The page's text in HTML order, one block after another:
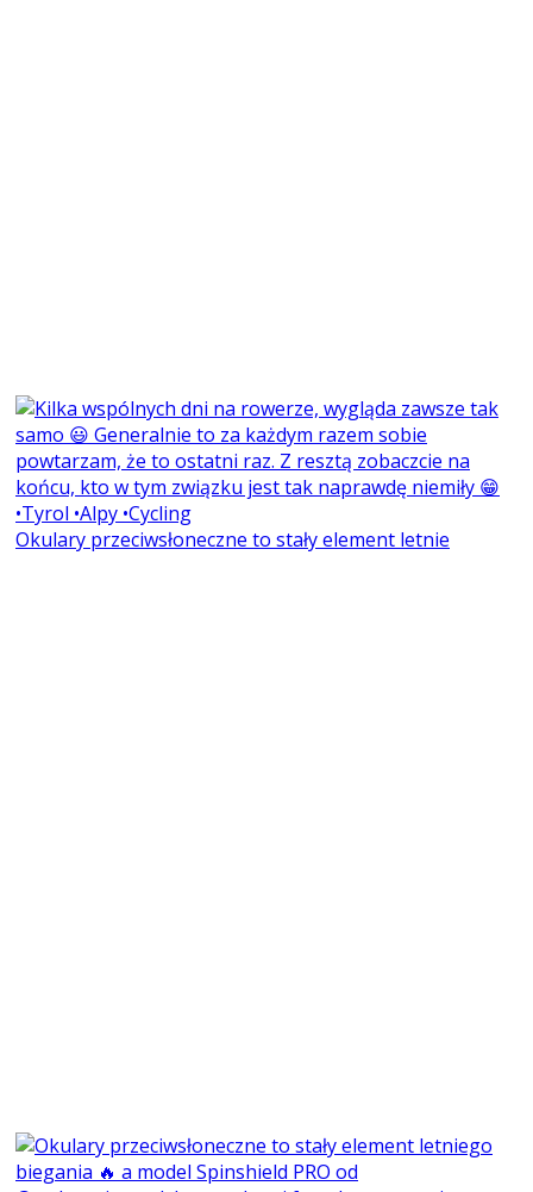
Okulary przeciwsłoneczne to stały element letnie